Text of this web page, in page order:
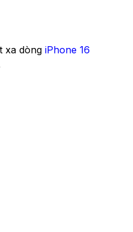
xa dòng iPhone 16